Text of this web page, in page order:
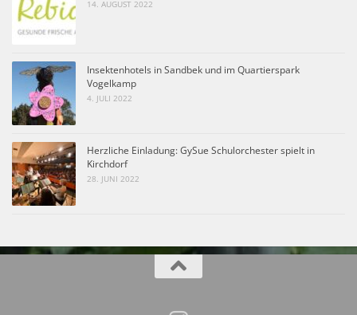
14. AUGUST 2022
Insektenhotels in Sandbek und im Quartierspark
Vogelkamp
4. JULI 2022
Herzliche Einladung: GySue Schulorchester spielt in
Kirchdorf
28. JUNI 2022